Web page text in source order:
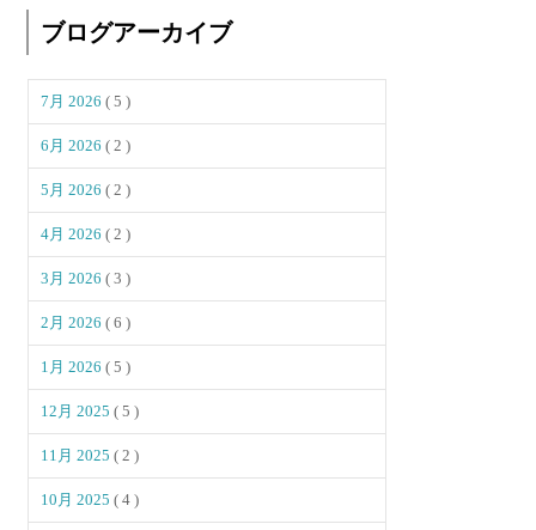
ブログアーカイブ
7月 2026( 5 )
6月 2026( 2 )
5月 2026( 2 )
4月 2026( 2 )
3月 2026( 3 )
2月 2026( 6 )
1月 2026( 5 )
12月 2025( 5 )
11月 2025( 2 )
10月 2025( 4 )